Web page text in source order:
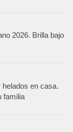
2026. Brilla bajo
en casa.
familia